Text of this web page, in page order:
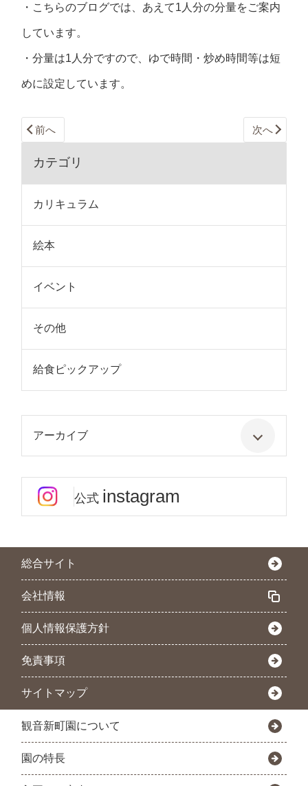
・こちらのブログでは、あえて1人分の分量をご案内
しています。
・分量は1人分ですので、ゆで時間・炒め時間等は短
めに設定しています。
前へ 次へ
カテゴリ
カリキュラム
絵本
イベント
その他
給食ピックアップ
アーカイブ
公式 instagram
総合サイト
会社情報
個人情報保護方針
免責事項
サイトマップ
観音新町園について
園の特長